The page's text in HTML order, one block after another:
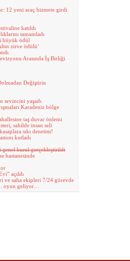
12 yeni araç hizmete girdi
katıldı
tamamladı
büyük ödül
zirve ödülü’
Arasında İş Birliği
Değiştirin
sevincini yaşadı
Karadeniz bölge
taş duvar önlemi
sahilde insan seli
sıkı denetim!
kutladı
genel kurul gerçekleştirildi
hastanesinde
açıldı
ve saha ekipleri 7/24 görevde
oyun geliyor…